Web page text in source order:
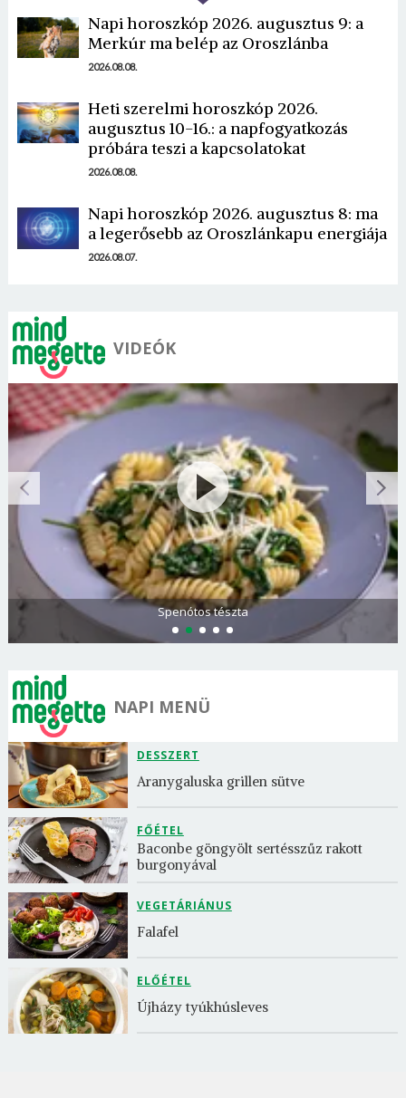
Napi horoszkóp 2026. augusztus 9: a
Merkúr ma belép az Oroszlánba
2026.08.08.
Heti szerelmi horoszkóp 2026.
augusztus 10-16.: a napfogyatkozás
próbára teszi a kapcsolatokat
2026.08.08.
Napi horoszkóp 2026. augusztus 8: ma
a legerősebb az Oroszlánkapu energiája
2026.08.07.
VIDEÓK
Spenótos tészta
NAPI MENÜ
DESSZERT
Aranygaluska grillen sütve
FŐÉTEL
Baconbe göngyölt sertésszűz rakott
burgonyával
VEGETÁRIÁNUS
Falafel
ELŐÉTEL
Újházy tyúkhúsleves
Borsonline bejelentkezés
E-mail cím vagy felhasználónév
Mégse